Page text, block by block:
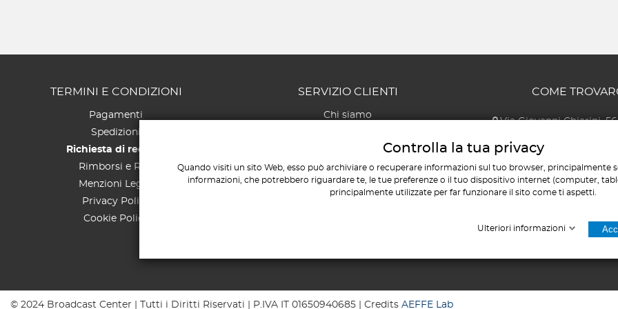
TERMINI E CONDIZIONI
Pagamenti
Spedizioni
Richiesta di recesso
Rimborsi e Resi
Menzioni Legali
Privacy Policy
Cookie Policy
SERVIZIO CLIENTI
Chi siamo
I miei ordini
Mappa del sito
COME
Via Giovanni Chiarini,
AMMINISTRATIVO E
+39 085
/
+39 346
TECNICO E
© 2024 Broadcast Center | Tutti i Diritti Riservati | P.IVA IT 01650940685 | Credits AEFFE Lab
Controlla la tua privacy
Quando visiti un sito Web, esso può archiviare o recuperare informazioni sul tuo browser, principalmente
informazioni, che potrebbero riguardare te, le tue preferenze o il tuo dispositivo internet (computer,
principalmente utilizzate per far funzionare il sito come ti aspetti.
Ulteriori informazioni